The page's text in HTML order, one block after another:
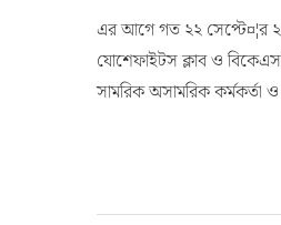
এর আগে গত ২২ সেপ্টে¤¦র
যোশেফাইটস ক্লাব ও
সামরিক অসামরিক কর্মকর্তা